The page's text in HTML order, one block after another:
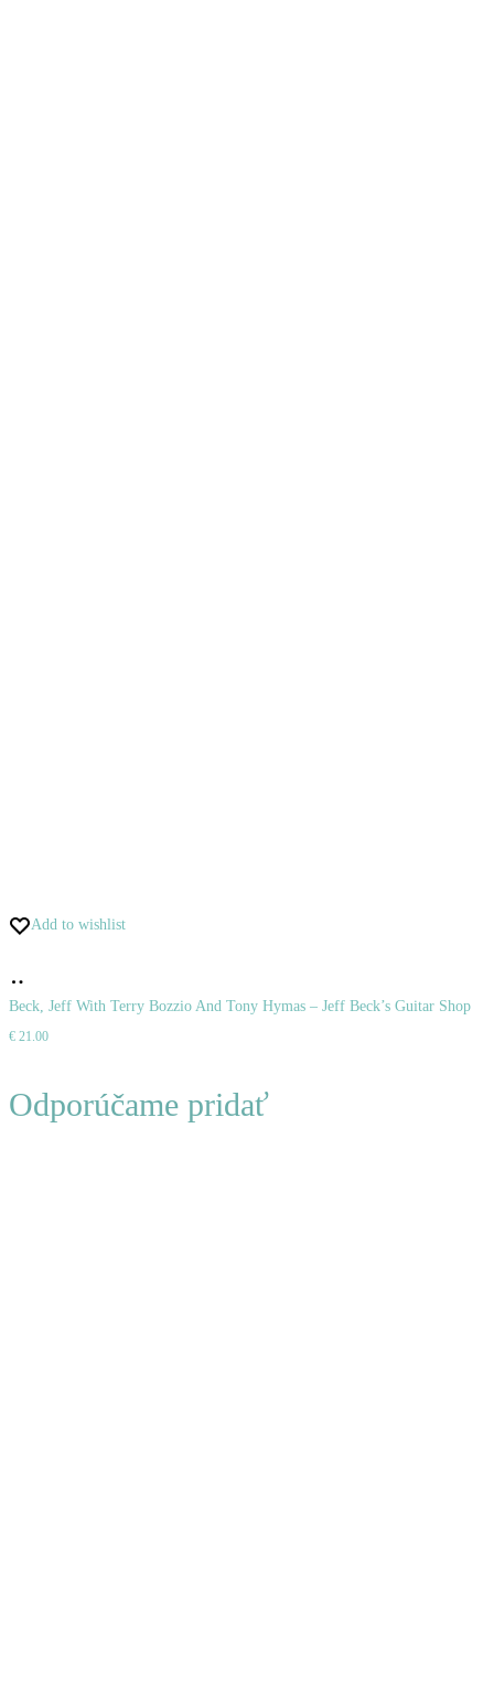
Add to wishlist
do
košíka
Beck, Jeff With Terry Bozzio And Tony Hymas – Jeff Beck’s Guitar Shop
€ 21.00
Odporúčame pridať